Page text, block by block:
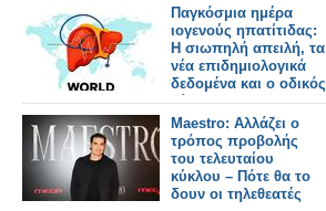
Παγκόσμια ημέρα
ιογενούς ηπατίτιδας:
Η σιωπηλή απειλή, τα
νέα επιδημιολογικά
δεδομένα και ο οδικός
χάρτης για την
εξάλειψη της νόσου
Maestro: Αλλάζει ο
τρόπος προβολής
του τελευταίου
κύκλου – Πότε θα το
δουν οι τηλεθεατές